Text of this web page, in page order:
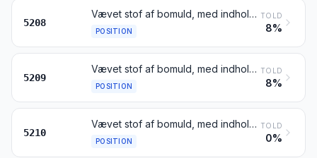
5208
Vævet stof af bomuld, med indhold af bomuld på 85 vægtprocent eller derover, af vægt 200 g eller derunder pr. m²
POSITION
TOLD
8%
5209
Vævet stof af bomuld, med indhold af bomuld på 85 vægtprocent eller derover, af vægt over 200 g pr. m²
POSITION
TOLD
8%
5210
Vævet stof af bomuld, med indhold af bomuld på under 85 vægtprocent, blandet hovedsagelig eller udelukkende med kemofibre, af vægt 200 g eller derunder pr. m²
POSITION
TOLD
0%